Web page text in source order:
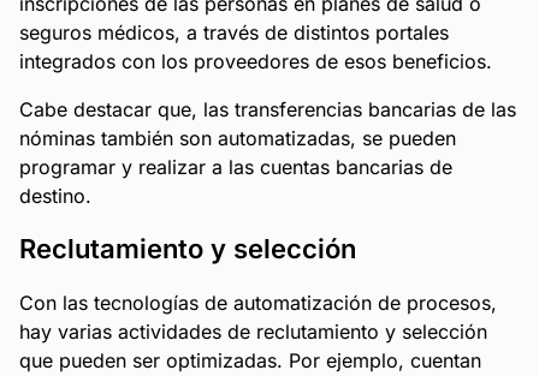
seguros médicos, a través de distintos portales
integrados con los proveedores de esos beneficios.
Cabe destacar que, las transferencias bancarias de las
nóminas también son automatizadas, se pueden
programar y realizar a las cuentas bancarias de
destino.
Reclutamiento y selección
Con las tecnologías de automatización de procesos,
hay varias actividades de reclutamiento y selección
que pueden ser optimizadas. Por ejemplo, cuentan